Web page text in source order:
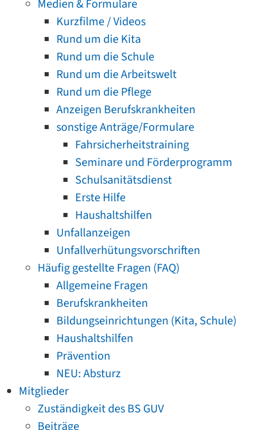
Medien & Formulare
Kurzfilme / Videos
Rund um die Kita
Rund um die Schule
Rund um die Arbeitswelt
Rund um die Pflege
Anzeigen Berufskrankheiten
sonstige Anträge/Formulare
Fahrsicherheitstraining
Seminare und Förderprogramm
Schulsanitätsdienst
Erste Hilfe
Haushaltshilfen
Unfallanzeigen
Unfallverhütungsvorschriften
Häufig gestellte Fragen (FAQ)
Allgemeine Fragen
Berufskrankheiten
Bildungseinrichtungen (Kita, Schule)
Haushaltshilfen
Prävention
NEU: Absturz
Mitglieder
Zuständigkeit des BS GUV
Beiträge